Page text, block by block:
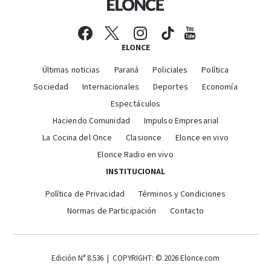
ELONCE
Últimas noticias Paraná Policiales
Política
Sociedad
Internacionales Deportes
Economía
Espectáculos
Haciendo Comunidad
Impulso Empresarial
La Cocina del Once
Clasionce
Elonce en vivo
Elonce Radio en vivo
INSTITUCIONAL
Política de Privacidad
Términos y Condiciones
Normas de Participación
Contacto
Edición N° 8.536 | COPYRIGHT: © 2026 Elonce.com